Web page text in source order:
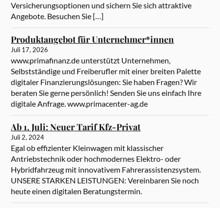
Versicherungsoptionen und sichern Sie sich attraktive
Angebote. Besuchen Sie […]
Produktangebot für Unternehmer*innen
Juli 17, 2026
www.primafinanz.de unterstützt Unternehmen,
Selbstständige und Freiberufler mit einer breiten Palette
digitaler Finanzierungslösungen: Sie haben Fragen? Wir
beraten Sie gerne persönlich! Senden Sie uns einfach Ihre
digitale Anfrage. www.primacenter-ag.de
Ab 1. Juli: Neuer Tarif Kfz-Privat
Juli 2, 2024
Egal ob effizienter Kleinwagen mit klassischer
Antriebstechnik oder hochmodernes Elektro- oder
Hybridfahrzeug mit innovativem Fahrerassistenzsystem.
UNSERE STARKEN LEISTUNGEN: Vereinbaren Sie noch
heute einen digitalen Beratungstermin.